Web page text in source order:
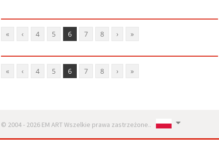
« ‹ 4 5 6 7 8 › »
« ‹ 4 5 6 7 8 › »
© 2004 - 2026 EM ART Wszelkie prawa zastrzeżone..